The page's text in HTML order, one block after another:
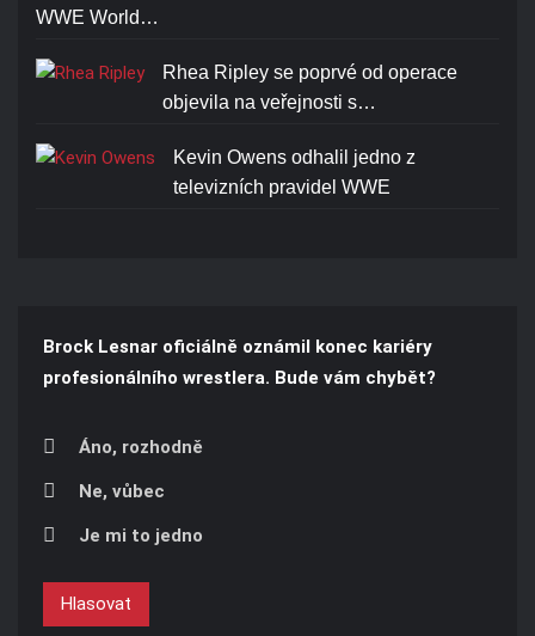
WWE World…
Rhea Ripley se poprvé od operace
objevila na veřejnosti s…
Kevin Owens odhalil jedno z
televizních pravidel WWE
Brock Lesnar oficiálně oznámil konec kariéry
profesionálního wrestlera. Bude vám chybět?
Áno, rozhodně
Ne, vůbec
Je mi to jedno
Hlasovat